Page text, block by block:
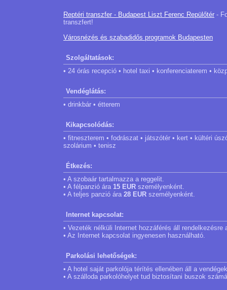
Reptéri transzfer - Budapest Liszt Ferenc Repülőtér -
transzfert!
Városnézés és szabadidős programok Budapesten
Szolgáltatások:
• 24 órás recepció • hotel taxi • konferenciaterem •
Vendéglátás:
• drinkbár • étterem
Kikapcsolódás:
• fitneszterem • fodrászat • játszótér • kert • kültéri
szolárium • tenisz
Étkezés:
• A szobaár tartalmazza a reggelit.
• A félpanzió ára 15 EUR személyenként.
• A teljes panzió ára 28 EUR személyenként.
Internet kapcsolat:
• Vezeték nélküli Internet hozzáférés áll rendelkezésre
• Az Internet kapcsolat ingyenesen használható.
Parkolási lehetőségek:
• A hotel saját parkolója térítés ellenében áll a
• A szálloda parkolóhelyet tud biztosítani buszok